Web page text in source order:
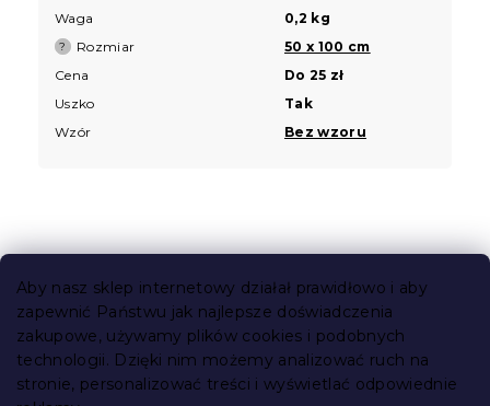
Aby nasz sklep internetowy działał prawidłowo i aby
zapewnić Państwu jak najlepsze doświadczenia
zakupowe, używamy plików cookies i podobnych
technologii. Dzięki nim możemy analizować ruch na
stronie, personalizować treści i wyświetlać odpowiednie
Waga
0,2 kg
? Rozmiar
50 x 100 cm
Cena
Do 25 zł
Uszko
Tak
Wzór
Bez wzoru
S
Informacje dla Ciebie
Śledzenie zamówienia
Opcje dostawy